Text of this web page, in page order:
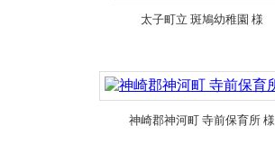
太子町立 斑鳩幼稚園 様
神崎郡神河町 寺前保育所 様